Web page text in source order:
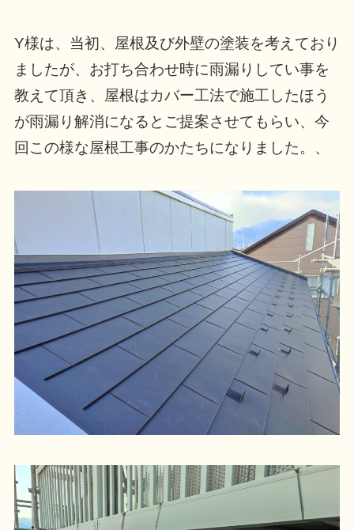
Y様は、当初、屋根及び外壁の塗装を考えており
ましたが、お打ち合わせ時に雨漏りしてい事を
教えて頂き、屋根はカバー工法で施工したほう
が雨漏り解消になるとご提案させてもらい、今
回この様な屋根工事のかたちになりました。、